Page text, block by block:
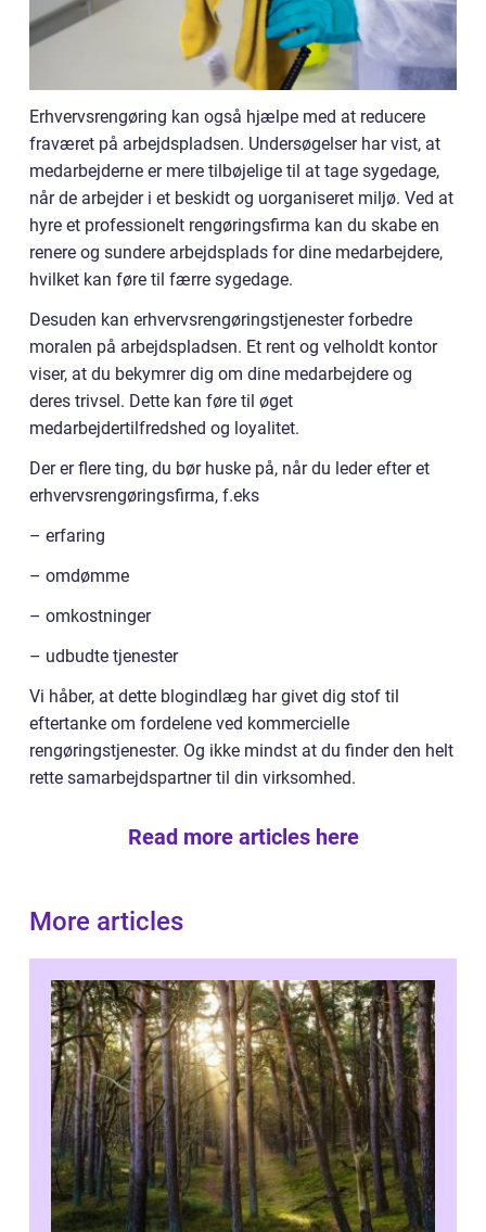
Erhvervsrengøring kan også hjælpe med at reducere
fraværet på arbejdspladsen. Undersøgelser har vist, at
medarbejderne er mere tilbøjelige til at tage sygedage,
når de arbejder i et beskidt og uorganiseret miljø. Ved at
hyre et professionelt rengøringsfirma kan du skabe en
renere og sundere arbejdsplads for dine medarbejdere,
hvilket kan føre til færre sygedage.
Desuden kan erhvervsrengøringstjenester forbedre
moralen på arbejdspladsen. Et rent og velholdt kontor
viser, at du bekymrer dig om dine medarbejdere og
deres trivsel. Dette kan føre til øget
medarbejdertilfredshed og loyalitet.
Der er flere ting, du bør huske på, når du leder efter et
erhvervsrengøringsfirma, f.eks
– erfaring
– omdømme
– omkostninger
– udbudte tjenester
Vi håber, at dette blogindlæg har givet dig stof til
eftertanke om fordelene ved kommercielle
rengøringstjenester. Og ikke mindst at du finder den helt
rette samarbejdspartner til din virksomhed.
Read more articles here
More articles